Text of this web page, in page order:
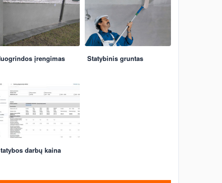
įrengimas Statybinis gruntas
darbų kaina